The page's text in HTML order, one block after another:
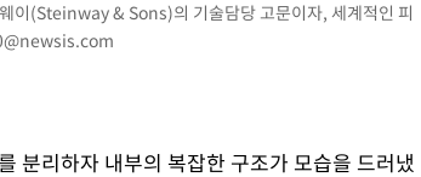
이(Steinway & Sons)의 기술담당 고문이자, 세계적인 피
분리하자 내부의 복잡한 구조가 모습을 드러냈